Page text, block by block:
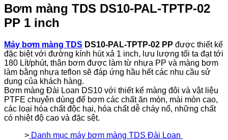
lượng
Bơm màng TDS DS10-PAL-TPTP-02
PP 1 inch
Máy bơm màng TDS DS10-PAL-TPTP-02 PP được thiết kế
đặc biệt với đường kính hút xả 1 inch, lưu lượng tối ta đạt tới
180 Lít/phút, thân bơm được làm từ nhựa PP và màng bơm
làm bằng nhựa teflon sẽ đáp ứng hầu hết các nhu cầu sử
dụng của khách hàng.
Bơm màng Đài Loan DS10 với thiết kế màng đôi và vật liệu
PTFE chuyên dùng để bơm các chất ăn mòn, mài mòn cao,
các loại hóa chất độc hại, hóa chất dễ cháy nổ, những chất
có nhiệt độ cao và đặc sệt.
> Danh mục máy bơm màng TDS Đài Loan